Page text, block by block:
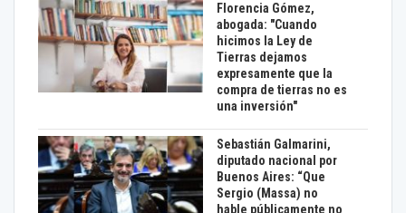
Florencia Gómez,
abogada: "Cuando
hicimos la Ley de
Tierras dejamos
expresamente que la
compra de tierras no es
una inversión"
Sebastián Galmarini,
diputado nacional por
Buenos Aires: “Que
Sergio (Massa) no
hable públicamente no